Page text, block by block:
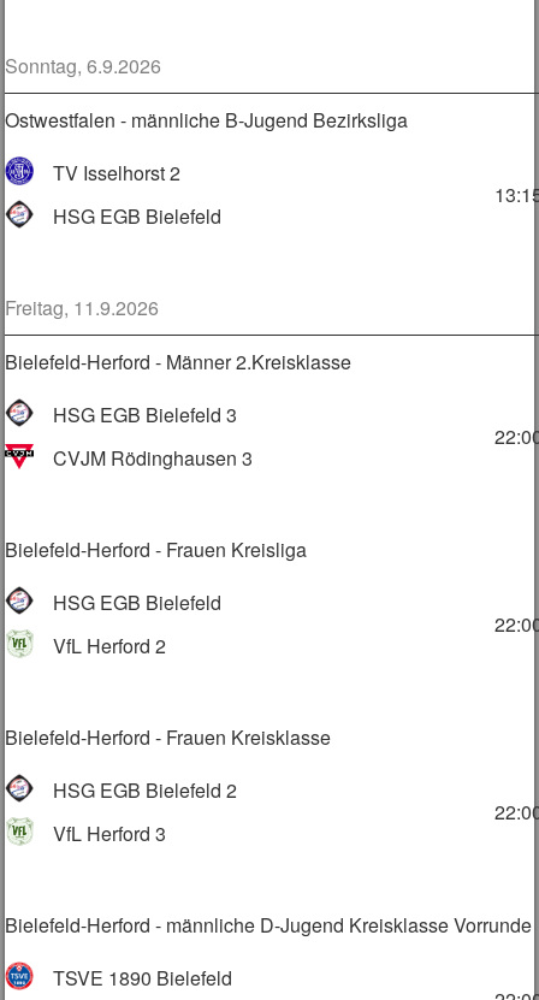
Sonntag, 6.9.2026
Ostwestfalen - männliche B-Jugend Bezirksliga
TV Isselhorst 2
HSG EGB Bielefeld
Freitag, 11.9.2026
Bielefeld-Herford - Männer 2.Kreisklasse
HSG EGB Bielefeld 3
CVJM Rödinghausen 3
Bielefeld-Herford - Frauen Kreisliga
HSG EGB Bielefeld
VfL Herford 2
Bielefeld-Herford - Frauen Kreisklasse
HSG EGB Bielefeld 2
VfL Herford 3
Bielefeld-Herford - männliche D-Jugend Kreisklasse Vorrunde
TSVE 1890 Bielefeld